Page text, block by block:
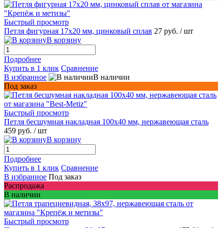
Быстрый просмотр
Петля фигурная 17х20 мм, цинковый сплав 27 руб. / шт
В корзину
Подробнее
Купить в 1 клик Сравнение
В избранное
В наличии
Под заказ
Быстрый просмотр
Петля бесшумная накладная 100х40 мм, нержавеющая сталь
459 руб. / шт
В корзину
Подробнее
Купить в 1 клик Сравнение
В избранное Под заказ
Распродажа
В наличии
Быстрый просмотр